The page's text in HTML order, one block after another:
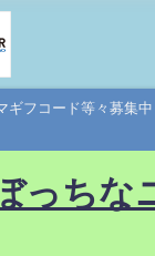
ギフコード等々募
ちな